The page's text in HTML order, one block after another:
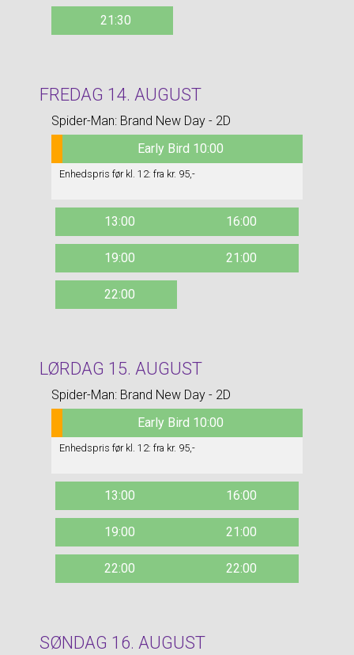
21:30
FREDAG 14. AUGUST
Spider-Man: Brand New Day - 2D
Early Bird 10:00
Enhedspris før kl. 12: fra kr. 95,-
13:00 16:00
19:00 21:00
22:00
LØRDAG 15. AUGUST
Spider-Man: Brand New Day - 2D
Early Bird 10:00
Enhedspris før kl. 12: fra kr. 95,-
13:00 16:00
19:00 21:00
22:00 22:00
SØNDAG 16. AUGUST